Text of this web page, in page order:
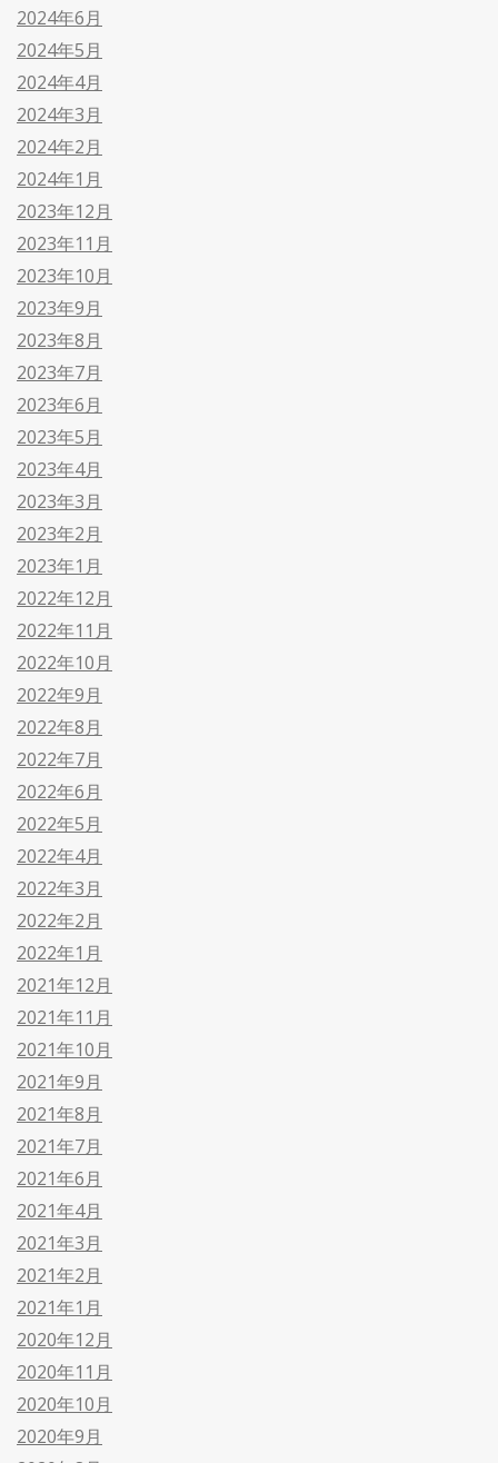
2024年6月
2024年5月
2024年4月
2024年3月
2024年2月
2024年1月
2023年12月
2023年11月
2023年10月
2023年9月
2023年8月
2023年7月
2023年6月
2023年5月
2023年4月
2023年3月
2023年2月
2023年1月
2022年12月
2022年11月
2022年10月
2022年9月
2022年8月
2022年7月
2022年6月
2022年5月
2022年4月
2022年3月
2022年2月
2022年1月
2021年12月
2021年11月
2021年10月
2021年9月
2021年8月
2021年7月
2021年6月
2021年4月
2021年3月
2021年2月
2021年1月
2020年12月
2020年11月
2020年10月
2020年9月